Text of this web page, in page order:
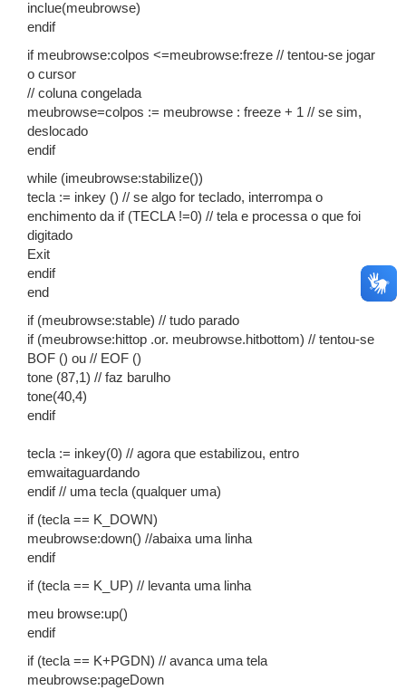
inclue(meubrowse)
endif
if meubrowse:colpos <=meubrowse:freze // tentou-se jogar
o cursor
// coluna congelada
meubrowse=colpos := meubrowse : freeze + 1 // se sim,
deslocado
endif
while (imeubrowse:stabilize())
tecla := inkey () // se algo for teclado, interrompa o
enchimento da if (TECLA !=0) // tela e processa o que foi
digitado
Exit
endif
end
if (meubrowse:stable) // tudo parado
if (meubrowse:hittop .or. meubrowse.hitbottom) // tentou-se
BOF () ou // EOF ()
tone (87,1) // faz barulho
tone(40,4)
endif
tecla := inkey(0) // agora que estabilizou, entro
emwaitaguardando
endif // uma tecla (qualquer uma)
if (tecla == K_DOWN)
meubrowse:down() //abaixa uma linha
endif
if (tecla == K_UP) // levanta uma linha
meu browse:up()
endif
if (tecla == K+PGDN) // avanca uma tela
meubrowse:pageDown